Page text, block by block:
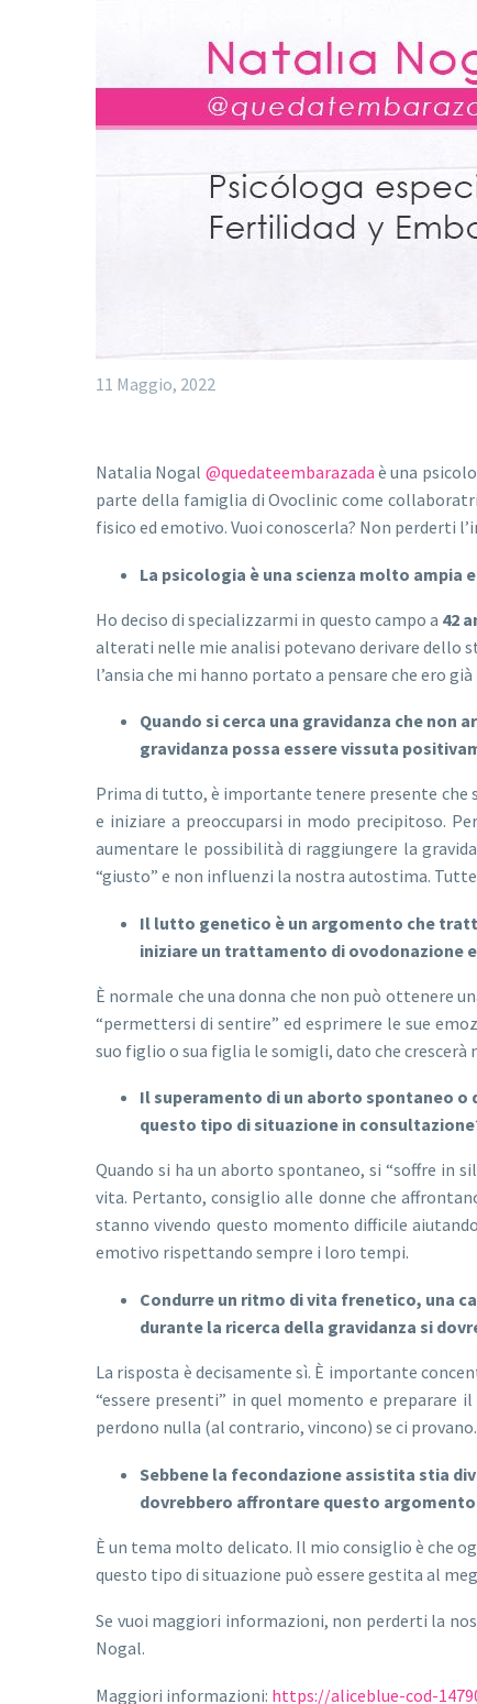
11 Maggio, 2022
Natalia Nogal @quedateembarazada è una
parte della famiglia di Ovoclinic come
fisico ed emotivo. Vuoi conoscerla? Non perderti
La psicologia è una scienza molto ampia
Ho deciso di specializzarmi in questo campo a 42
alterati nelle mie analisi potevano derivare dello
l’ansia che mi hanno portato a pensare che ero
Quando si cerca una gravidanza che
gravidanza possa essere vissuta
Prima di tutto, è importante tenere presente
e iniziare a preoccuparsi in modo precipitoso.
aumentare le possibilità di raggiungere la
“giusto” e non influenzi la nostra autostima.
Il lutto genetico è un argomento che
iniziare un trattamento di ovodonazione
È normale che una donna che non può ottenere
“permettersi di sentire” ed esprimere le sue
suo figlio o sua figlia le somigli, dato che crescerà
Il superamento di un aborto spontaneo
questo tipo di situazione in
Quando si ha un aborto spontaneo, si “soffre in
vita. Pertanto, consiglio alle donne che
stanno vivendo questo momento difficile
emotivo rispettando sempre i loro tempi.
Condurre un ritmo di vita frenetico, una
durante la ricerca della gravidanza si
La risposta è decisamente sì. È importante
“essere presenti” in quel momento e preparare
perdono nulla (al contrario, vincono) se ci provano.
Sebbene la fecondazione assistita stia
dovrebbero affrontare questo
È un tema molto delicato. Il mio consiglio è che
questo tipo di situazione può essere gestita al
Se vuoi maggiori informazioni, non perderti la
Nogal.
Maggiori informazioni: https://aliceblue-cod-